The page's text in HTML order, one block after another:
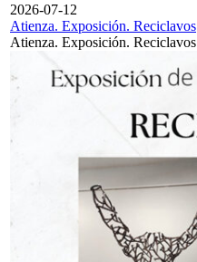
2026-07-12
Atienza. Exposición. Reciclavos
Atienza. Exposición. Reciclavos